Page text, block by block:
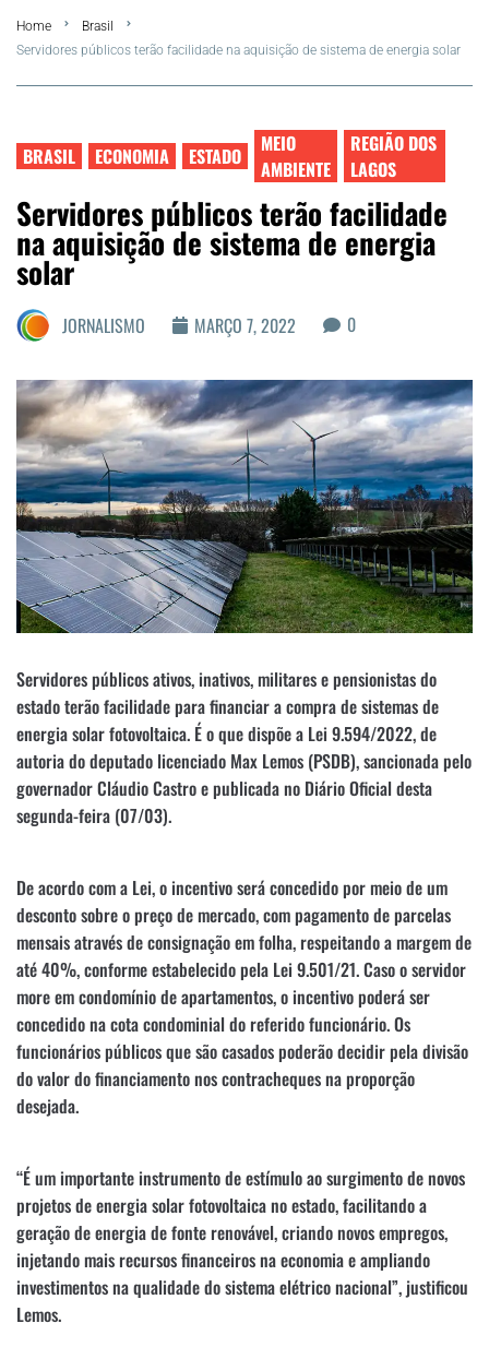
FLA Araru 2026
Região dos Lagos
Agenda Cultural
Colunistas
Matérias Exclusivas
Home
Brasil
Servidores públicos terão facilidade na aquisição de sistema de energia solar
BRASIL ECONOMIA ESTADO
MEIO
AMBIENTE
REGIÃO DOS
LAGOS
Servidores públicos terão facilidade
na aquisição de sistema de energia
solar
JORNALISMO MARÇO 7, 2022 0
Servidores públicos ativos, inativos, militares e pensionistas do
estado terão facilidade para financiar a compra de sistemas de
energia solar fotovoltaica. É o que dispõe a Lei 9.594/2022, de
autoria do deputado licenciado Max Lemos (PSDB), sancionada pelo
governador Cláudio Castro e publicada no Diário Oficial desta
segunda-feira (07/03).
De acordo com a Lei, o incentivo será concedido por meio de um
desconto sobre o preço de mercado, com pagamento de parcelas
mensais através de consignação em folha, respeitando a margem de
até 40%, conforme estabelecido pela Lei 9.501/21. Caso o servidor
more em condomínio de apartamentos, o incentivo poderá ser
concedido na cota condominial do referido funcionário. Os
funcionários públicos que são casados poderão decidir pela divisão
do valor do financiamento nos contracheques na proporção
desejada.
“É um importante instrumento de estímulo ao surgimento de novos
projetos de energia solar fotovoltaica no estado, facilitando a
geração de energia de fonte renovável, criando novos empregos,
injetando mais recursos financeiros na economia e ampliando
investimentos na qualidade do sistema elétrico nacional”, justificou
Lemos.